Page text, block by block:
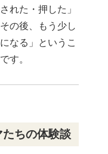
れた・押した」
の後、もう少し
なる」というこ
す。
たちの体験談